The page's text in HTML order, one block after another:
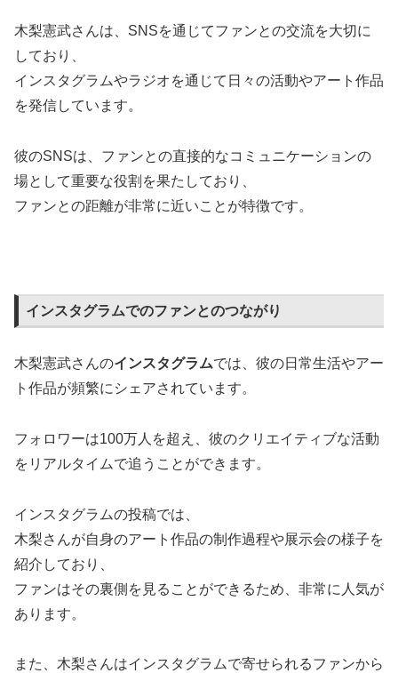
木梨憲武さんは、SNSを通じてファンとの交流を大切に
しており、
インスタグラムやラジオを通じて日々の活動やアート作品
を発信しています。
彼のSNSは、ファンとの直接的なコミュニケーションの
場として重要な役割を果たしており、
ファンとの距離が非常に近いことが特徴です。
インスタグラムでのファンとのつながり
木梨憲武さんのインスタグラムでは、彼の日常生活やアー
ト作品が頻繁にシェアされています。
フォロワーは100万人を超え、彼のクリエイティブな活動
をリアルタイムで追うことができます。
インスタグラムの投稿では、
木梨さんが自身のアート作品の制作過程や展示会の様子を
紹介しており、
ファンはその裏側を見ることができるため、非常に人気が
あります。
また、木梨さんはインスタグラムで寄せられるファンから